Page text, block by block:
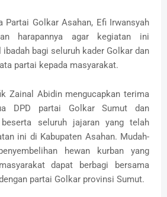
Partai Golkar Asahan, Efi Irwansyah
harapannya agar kegiatan ini
bagi seluruh kader Golkar dan
partai kepada masyarakat.
Zainal Abidin mengucapkan terima
DPD partai Golkar Sumut dan
beserta seluruh jajaran yang telah
ini di Kabupaten Asahan. Mudah-
hewan kurban yang
dapat berbagi bersama
partai Golkar provinsi Sumut.